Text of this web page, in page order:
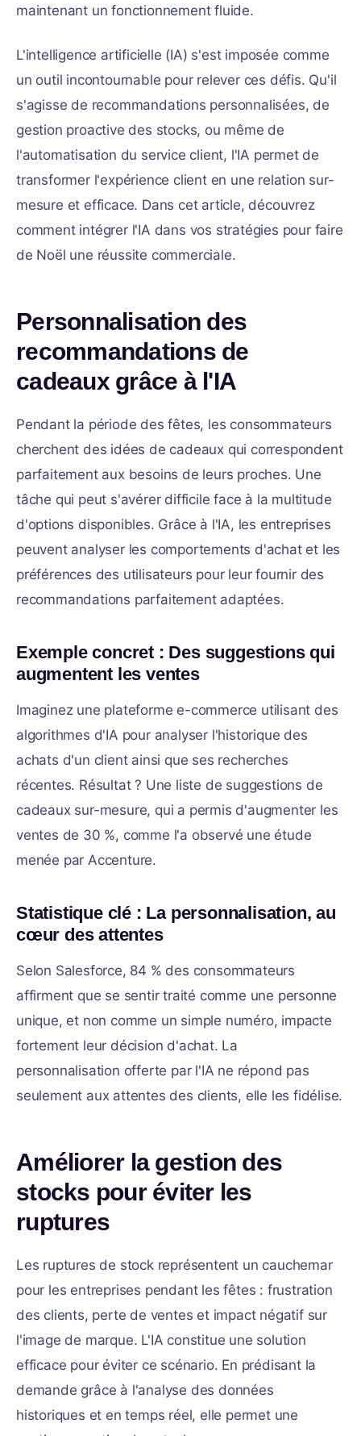
maintenant un fonctionnement fluide.
L'intelligence artificielle (IA) s'est imposée comme
un outil incontournable pour relever ces défis. Qu'il
s'agisse de recommandations personnalisées, de
gestion proactive des stocks, ou même de
l'automatisation du service client, l'IA permet de
transformer l'expérience client en une relation sur-
mesure et efficace. Dans cet article, découvrez
comment intégrer l'IA dans vos stratégies pour faire
de Noël une réussite commerciale.
Personnalisation des
recommandations de
cadeaux grâce à l'IA
Pendant la période des fêtes, les consommateurs
cherchent des idées de cadeaux qui correspondent
parfaitement aux besoins de leurs proches. Une
tâche qui peut s'avérer difficile face à la multitude
d'options disponibles. Grâce à l'IA, les entreprises
peuvent analyser les comportements d'achat et les
préférences des utilisateurs pour leur fournir des
recommandations parfaitement adaptées.
Exemple concret : Des suggestions qui
augmentent les ventes
Imaginez une plateforme e-commerce utilisant des
algorithmes d'IA pour analyser l'historique des
achats d'un client ainsi que ses recherches
récentes. Résultat ? Une liste de suggestions de
cadeaux sur-mesure, qui a permis d'augmenter les
ventes de 30 %, comme l'a observé une étude
menée par Accenture.
Statistique clé : La personnalisation, au
cœur des attentes
Selon Salesforce, 84 % des consommateurs
affirment que se sentir traité comme une personne
unique, et non comme un simple numéro, impacte
fortement leur décision d'achat. La
personnalisation offerte par l'IA ne répond pas
seulement aux attentes des clients, elle les fidélise.
Améliorer la gestion des
stocks pour éviter les
ruptures
Les ruptures de stock représentent un cauchemar
pour les entreprises pendant les fêtes : frustration
des clients, perte de ventes et impact négatif sur
l'image de marque. L'IA constitue une solution
efficace pour éviter ce scénario. En prédisant la
demande grâce à l'analyse des données
historiques et en temps réel, elle permet une